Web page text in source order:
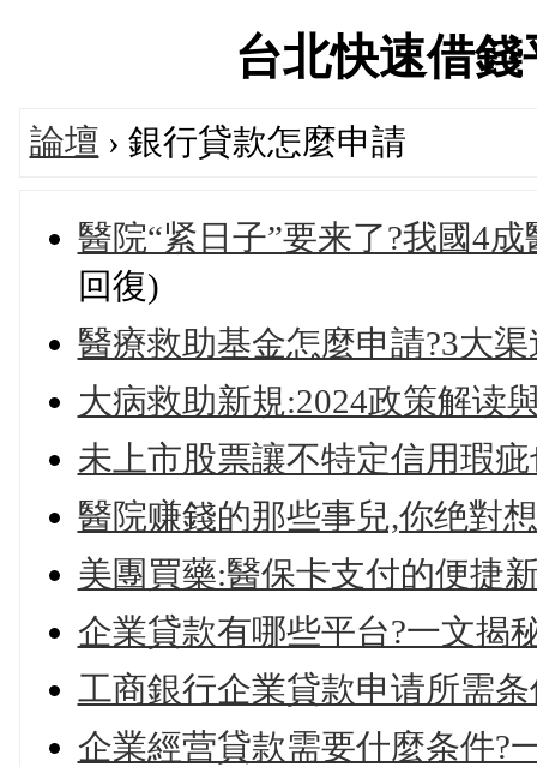
台北快速借
論壇 › 銀行貸款怎麼申請
醫院“紧日子”要来了?我國4
回復)
醫療救助基金怎麼申請?3大
大病救助新規:2024政策解读
未上市股票讓不特定信用瑕
醫院赚錢的那些事兒,你绝對
美團買藥:醫保卡支付的便捷
企業貸款有哪些平台?一文揭
工商銀行企業貸款申请所需
企業經营貸款需要什麼条件?